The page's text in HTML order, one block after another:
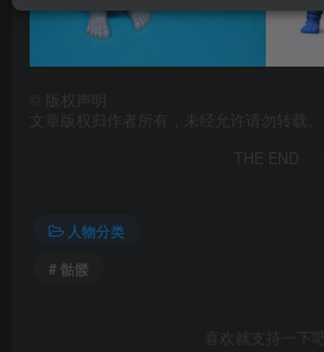
版权声明
文章版权归作者所有，未经允许请勿转载。
THE END
人物分类
# 骷髅
喜欢就支持一下吧